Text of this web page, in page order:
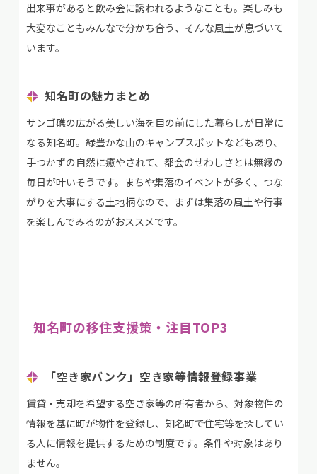
出来事があると飲み会に誘われるようなことも。楽しみも
大変なこともみんなで分かち合う、そんな風土が息づいて
います。
知名町の魅力まとめ
サンゴ礁の広がる美しい海を目の前にした暮らしが日常に
なる知名町。緑豊かな山のキャンプスポットなどもあり、
手つかずの自然に癒やされて、都会のせわしさとは無縁の
毎日が叶いそうです。まちや集落のイベントが多く、つな
がりを大事にする土地柄なので、まずは集落の風土や行事
を楽しんでみるのがおススメです。
知名町の移住支援策 ・注目TOP3
「空き家バンク」空き家等情報登録事業
賃貸・売却を希望する空き家等の所有者から、対象物件の
情報を基に町が物件を登録し、知名町で住宅等を探してい
る人に情報を提供するための制度です。条件や対象はあり
ません。